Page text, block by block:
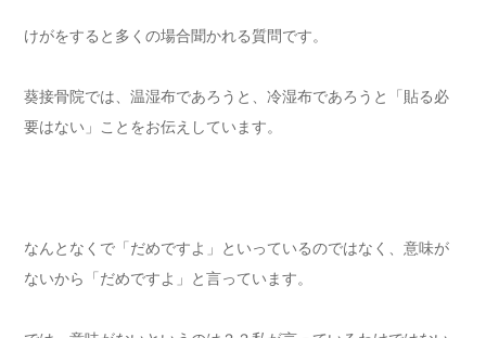
けがをすると多くの場合聞かれる質問です。
葵接骨院では、温湿布であろうと、冷湿布であろうと「貼る必
要はない」ことをお伝えしています。
なんとなくで「だめですよ」といっているのではなく、意味が
ないから「だめですよ」と言っています。